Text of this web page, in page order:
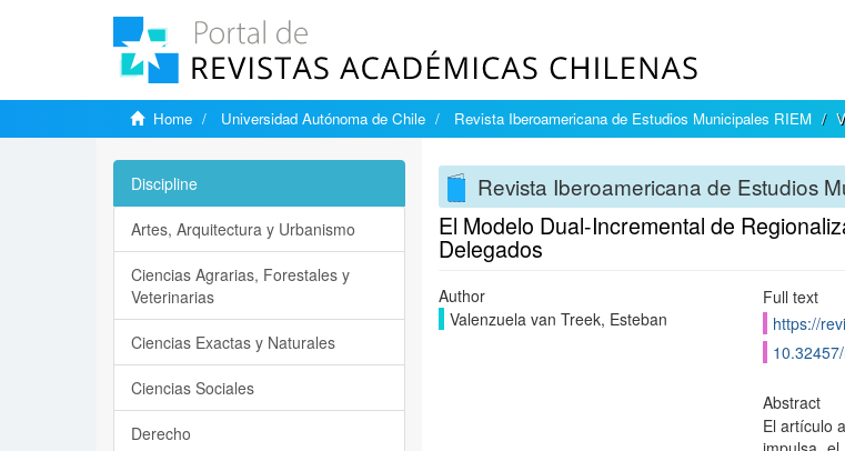
Home Universidad Autónoma de Chile Revista Iberoamericana de Estudios Municipales RIEM
Revista Iberoamericana de Estudios
El Modelo Dual-Incremental de
Delegados
Author
Valenzuela van Treek, Esteban
Full text
https://
Abstract
El artículo
Discipline
Artes, Arquitectura y Urbanismo
Ciencias Agrarias, Forestales y
Veterinarias
Ciencias Exactas y Naturales
Ciencias Sociales
Derecho